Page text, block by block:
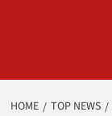
HOME TOP NEWS